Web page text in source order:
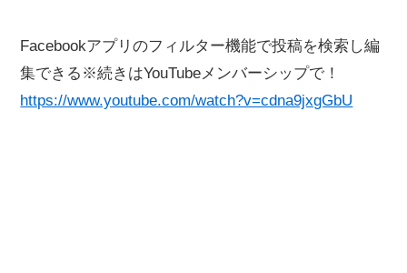
Facebookアプリのフィルター機能で投稿を検索し編
集できる※続きはYouTubeメンバーシップで！
https://www.youtube.com/watch?v=cdna9jxgGbU